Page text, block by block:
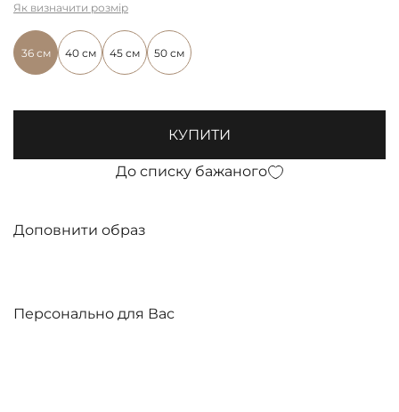
36 см 40 см 45 см 50 см
Як визначити розмір
КУПИТИ
До списку бажаного
Доповнити образ
Персонально для Вас